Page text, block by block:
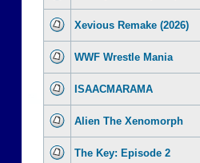
Xevious Remake (2026)
WWF Wrestle Mania
ISAACMARAMA
Alien The Xenomorph
The Key: Episode 2